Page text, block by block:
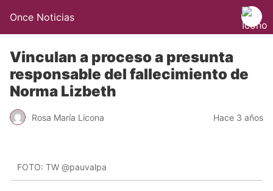
Once Noticias
Vinculan a proceso a presunta
responsable del fallecimiento de
Norma Lizbeth
Rosa María Licona Hace 3 años
FOTO: TW @pauvalpa